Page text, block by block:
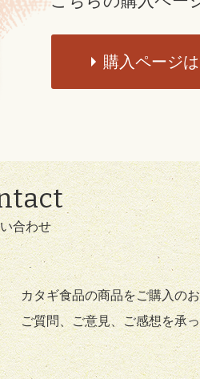
購入ページ
合わせ
カタギ食品の商品をご購入の
ご質問、ご意見、ご感想を承